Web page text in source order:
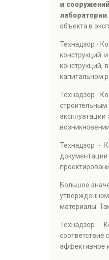
и сооружений
лаборатории
объекта в
Технадзор -
конструкций
конструкций,
капитальном
Технадзор -
эксплуатации
Технадзор -
Большое
материалы.
Технадзор -
соответствие
эффективное